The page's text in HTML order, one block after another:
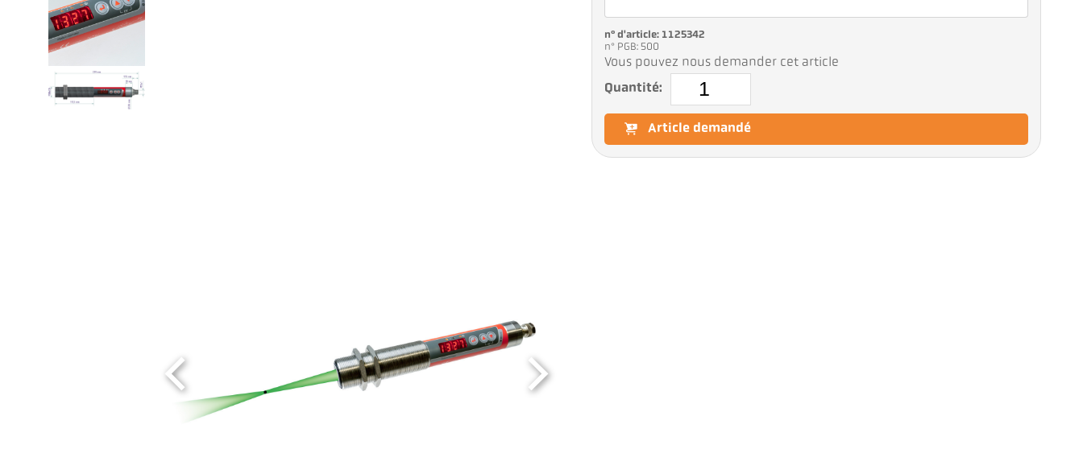
n° d'article: 1125342
n° PGB: 500
Vous pouvez nous demander cet article
Quantité:
Article demandé